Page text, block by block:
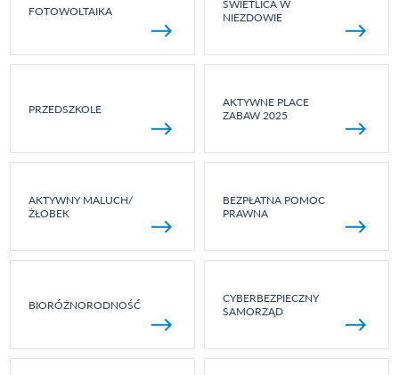
FOTOWOLTAIKA
ŚWIETLICA W
NIEZDOWIE
PRZEDSZKOLE
AKTYWNE PLACE
ZABAW 2025
AKTYWNY MALUCH/
ŻŁOBEK
BEZPŁATNA POMOC
PRAWNA
BIORÓŻNORODNOŚĆ
CYBERBEZPIECZNY
SAMORZĄD